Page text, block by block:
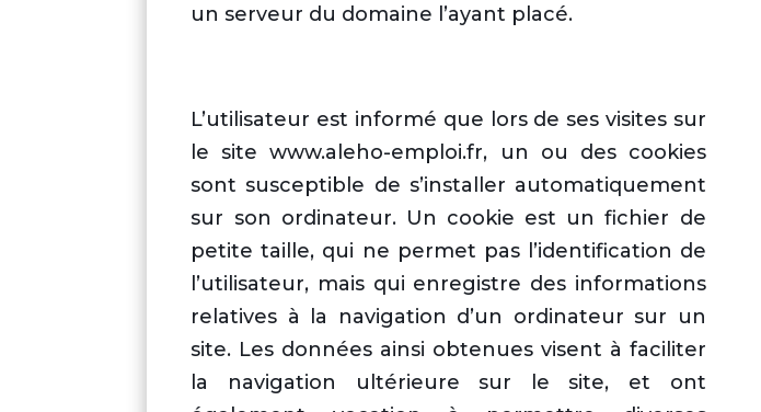
un serveur du domaine l’ayant placé.
L’utilisateur est informé que lors de ses visites sur
le site www.aleho-emploi.fr, un ou des cookies
sont susceptible de s’installer automatiquement
sur son ordinateur. Un cookie est un fichier de
petite taille, qui ne permet pas l’identification de
l’utilisateur, mais qui enregistre des informations
relatives à la navigation d’un ordinateur sur un
site. Les données ainsi obtenues visent à faciliter
la navigation ultérieure sur le site, et ont